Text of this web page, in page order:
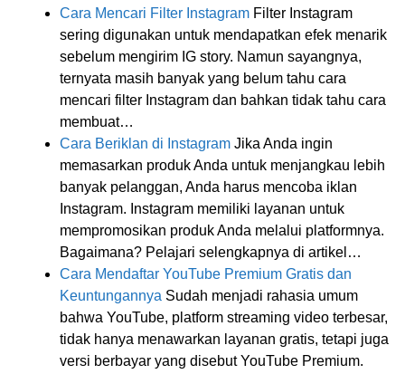
Cara Mencari Filter Instagram Filter Instagram
sering digunakan untuk mendapatkan efek menarik
sebelum mengirim IG story. Namun sayangnya,
ternyata masih banyak yang belum tahu cara
mencari filter Instagram dan bahkan tidak tahu cara
membuat…
Cara Beriklan di Instagram Jika Anda ingin
memasarkan produk Anda untuk menjangkau lebih
banyak pelanggan, Anda harus mencoba iklan
Instagram. Instagram memiliki layanan untuk
mempromosikan produk Anda melalui platformnya.
Bagaimana? Pelajari selengkapnya di artikel…
Cara Mendaftar YouTube Premium Gratis dan
Keuntungannya Sudah menjadi rahasia umum
bahwa YouTube, platform streaming video terbesar,
tidak hanya menawarkan layanan gratis, tetapi juga
versi berbayar yang disebut YouTube Premium.